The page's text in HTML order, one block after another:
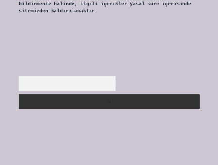
bildirmeniz halinde, ilgili içerikler yasal süre içerisinde
sitemizden kaldırılacaktır.